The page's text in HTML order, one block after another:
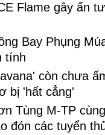
Flame gây ấn
Bay Phụng
tính
còn chưa
bị 'hất cẳng'
Tùng M-TP
đón các tuyển